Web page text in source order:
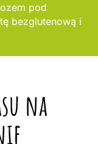
pod
bezglutenową i
na